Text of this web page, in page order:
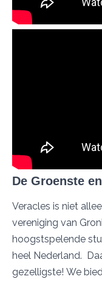
De Groenste
Veracles is niet
vereniging van
hoogstspelende
heel Nederland.
gezelligste! We